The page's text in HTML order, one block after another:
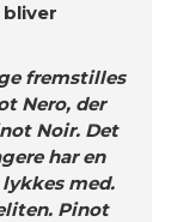
fremstilles
Nero, der
Noir. Det
har en
med.
Pinot